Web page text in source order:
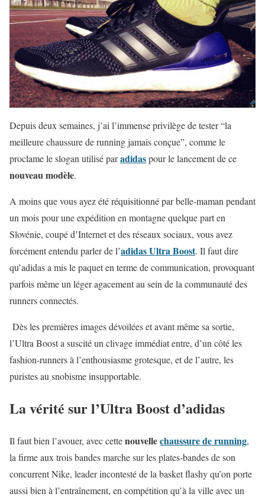
Depuis deux semaines, j’ai l’immense privilège de tester “la
meilleure chaussure de running jamais conçue”, comme le
proclame le slogan utilisé paradidaspour le lancement de ce
nouveau modèle.
A moins que vous ayez été réquisitionné par belle-maman pendant
un mois pour une expédition en montagne quelque part en
Slovénie, coupé d’Internet et des réseaux sociaux, vous avez
forcément entendu parler de l’adidas Ultra Boost. Il faut dire
qu’adidas a mis le paquet en terme de communication, provoquant
parfois même un léger agacement au sein de la communauté des
runners connectés.
Dès les premières images dévoilées et avant même sa sortie,
l’Ultra Boost a suscité un clivage immédiat entre, d’un côté les
fashion-runners à l’enthousiasme grotesque, et de l’autre, les
puristes au snobisme insupportable.
La vérité sur l’Ultra Boost d’adidas
Il faut bien l’avouer, avec cettenouvellechaussure de running,
la firme aux trois bandes marche sur les plates-bandes de son
concurrent Nike, leader incontesté de la basket flashy qu’on porte
aussi bien à l’entraînement, en compétition qu’à la ville avec un